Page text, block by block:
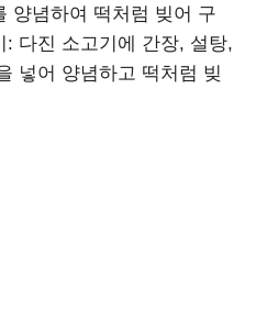
양념하여 떡처럼 빚어 구
: 다진 소고기에 간장, 설탕,
넣어 양념하고 떡처럼 빚